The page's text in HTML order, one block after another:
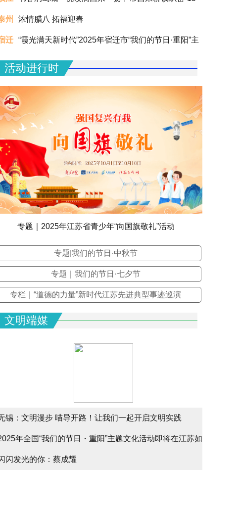
钟阅读圈”滋养全龄人生
州 浓情腊八 拓福迎春
迁 “霞光满天新时代”2025年宿迁市“我们的节日·重阳”主
活动圆满举办
活动进行时
专题｜2025年江苏省青少年“向国旗敬礼”活动
专题|我们的节日·中秋节
专题｜我们的节日·七夕节
专栏｜“道德的力量”新时代江苏先进典型事迹巡演
文明端媒
锡：文明漫步 喵导开路！让我们一起开启文明实践
年全国“我们的节日・重阳”主题文化活动即将在江苏如
启幕
闪发光的你：蔡成耀